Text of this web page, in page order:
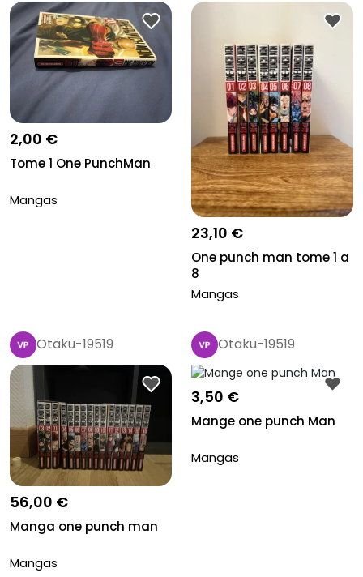
2,00 €
Tome 1 One PunchMan
Mangas
23,10 €
One punch man tome 1 a
8
Mangas
Otaku-19519
56,00 €
Manga one punch man
Mangas
Otaku-19519
3,50 €
Mange one punch Man
Mangas